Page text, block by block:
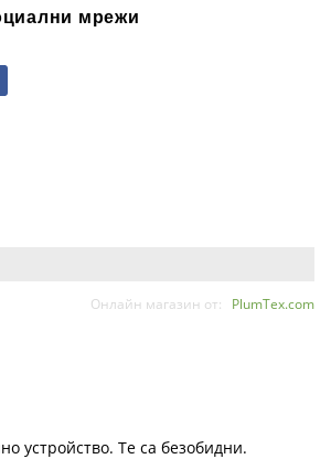
мрежи
Онлайн магазин от: PlumTex.com
устройство. Те са безобидни.